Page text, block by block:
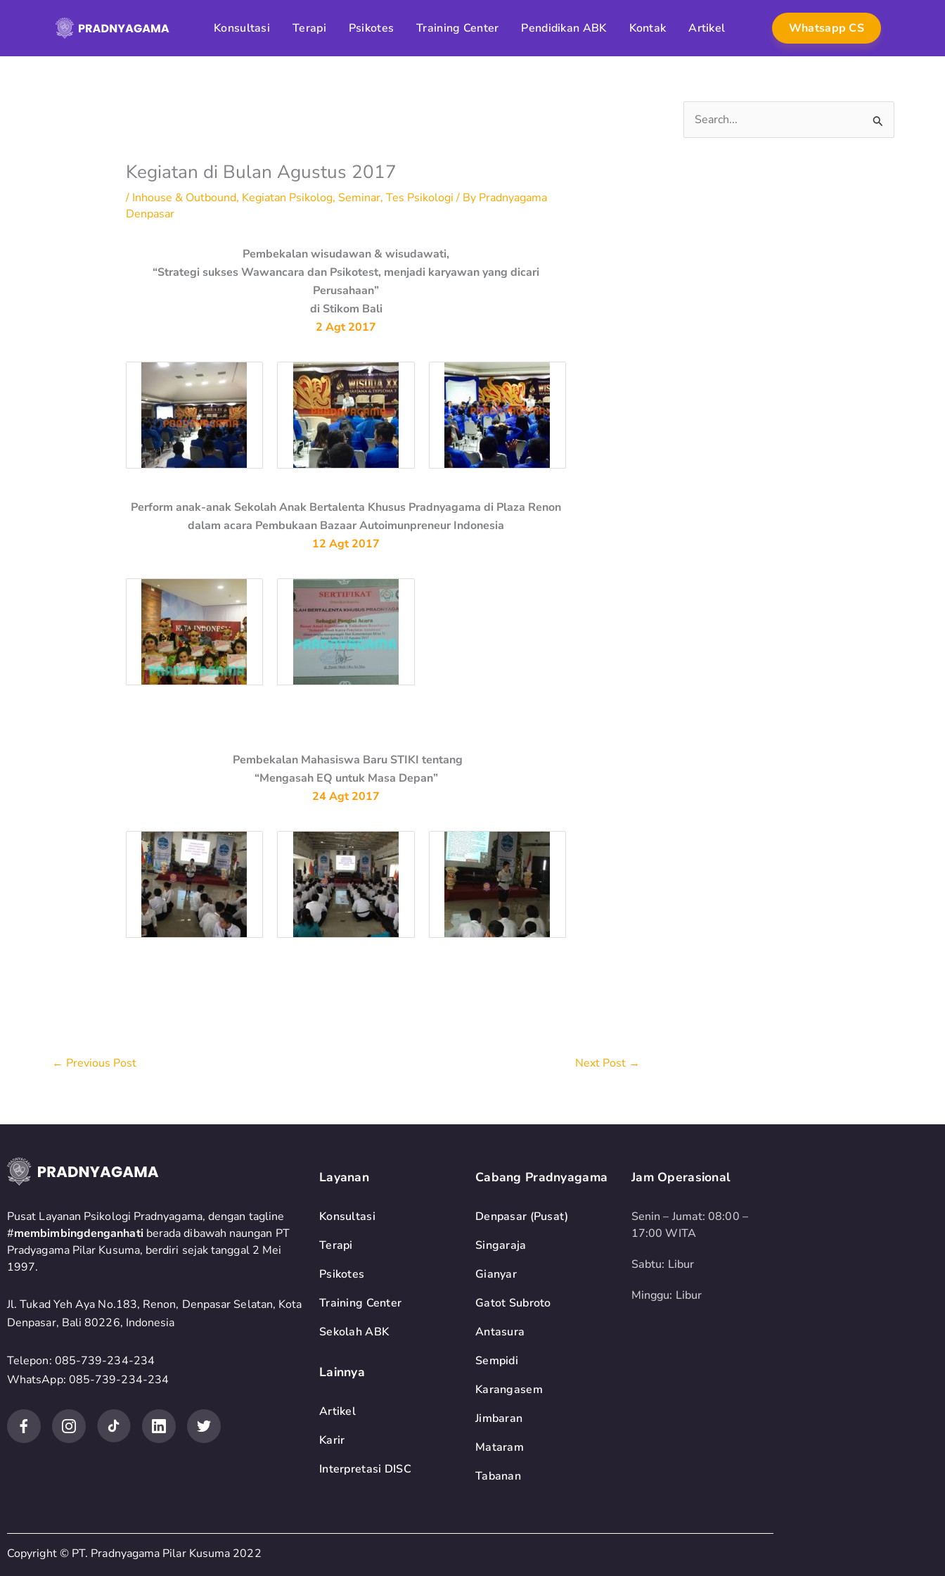
Konsultasi Terapi Psikotes Training Center Pendidikan ABK Kontak Artikel Whatsapp CS
Kegiatan di Bulan Agustus 2017
/ Inhouse & Outbound, Kegiatan Psikolog, Seminar, Tes Psikologi/ By Pradnyagama
Denpasar
Pembekalan wisudawan & wisudawati,
“Strategi sukses Wawancara dan Psikotest, menjadi karyawan yang dicari
Perusahaan”
di Stikom Bali
2 Agt 2017
Perform anak-anak Sekolah Anak Bertalenta Khusus Pradnyagama di Plaza Renon
dalam acara Pembukaan Bazaar Autoimunpreneur Indonesia
12 Agt 2017
Pembekalan Mahasiswa Baru STIKI tentang
“Mengasah EQ untuk Masa Depan”
24 Agt 2017
← Previous Post Next Post →
Pusat Layanan Psikologi Pradnyagama, dengan tagline
#membimbingdenganhati berada dibawah naungan PT
Pradyagama Pilar Kusuma, berdiri sejak tanggal 2 Mei
1997.
Jl. Tukad Yeh Aya No.183, Renon, Denpasar Selatan, Kota
Denpasar, Bali 80226, Indonesia
Telepon: 085-739-234-234
WhatsApp: 085-739-234-234
Layanan
Konsultasi
Terapi
Psikotes
Training Center
Sekolah ABK
Lainnya
Artikel
Karir
Interpretasi DISC
Cabang Pradnyagama
Denpasar (Pusat)
Singaraja
Gianyar
Gatot Subroto
Antasura
Sempidi
Karangasem
Jimbaran
Mataram
Tabanan
Jam Operasional
Senin – Jumat: 08:00 –
17:00 WITA
Sabtu: Libur
Minggu: Libur
Copyright © PT. Pradnyagama Pilar Kusuma 2022